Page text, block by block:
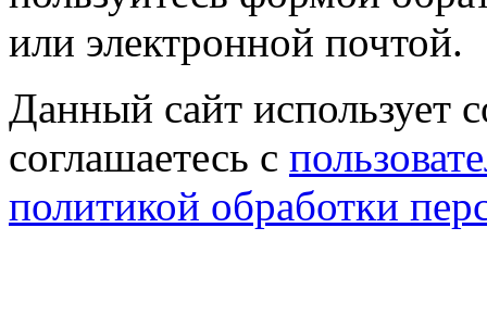
или электронной почтой.
Данный сайт использует
соглашаетесь с
политикой обработки